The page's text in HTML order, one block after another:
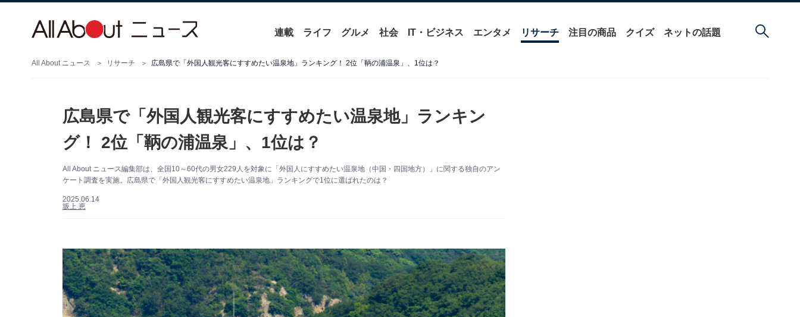
連載 ライフ グルメ 社会 IT・ビジネス エンタメ リサーチ 注目の商品 クイズ ネットの話題
All About ニュース リサーチ 広島県で「外国人観光客にすすめたい温泉地」ランキング！ 2位「鞆の浦温泉」、1位は？
広島県で「外国人観光客にすすめたい温泉地」ランキン
グ！ 2位「鞆の浦温泉」、1位は？
All About ニュース編集部は、全国10～60代の男女229人を対象に「外国人にすすめたい温泉地（中国・四国地方）」に関する独自のアン
ケート調査を実施。広島県で「外国人観光客にすすめたい温泉地」ランキングで1位に選ばれたのは？
2025.06.14
坂上 恵